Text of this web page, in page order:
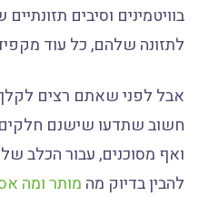
בוויטמינים וסיבים
לתזונה שלהם, כל עוד
אבל לפני שאתם רצים
חשוב שתדעו שישנם
ואף מסוכנים, עבור הכלב
להבין בדיוק מהמותר ומה